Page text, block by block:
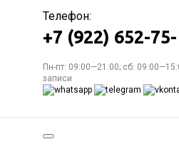
Телефон:
+7 (922) 652-75-
Пн-пт: 09:00—21:00; сб:
записи